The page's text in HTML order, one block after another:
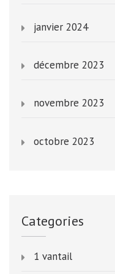
janvier 2024
décembre 2023
novembre 2023
octobre 2023
Categories
1 vantail